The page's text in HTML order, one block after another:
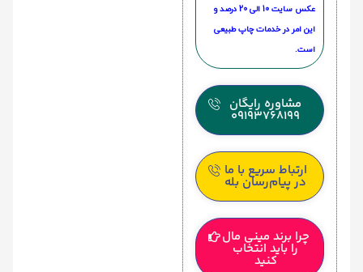
عکس سایت 10 الی 20 درصد و
این امر در خدمات چاپ طبیعی
است.
مشاوره رایگان
09193768199
ارتباط سریع با ما
در پیام‌رسان بله
چرا برند مینی مال
را باید انتخاب
کنید